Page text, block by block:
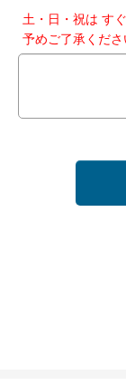
土・日・祝は す
予めご了承くださ